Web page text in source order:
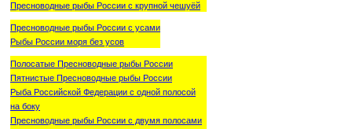
Пресноводные рыбы России с крупной чешуёй
Пресноводные рыбы России с усами
Рыбы России моря без усов
Полосатые Пресноводные рыбы России
Пятнистые Пресноводные рыбы России
Рыба Российской Федерации с одной полосой
на боку
Пресноводные рыбы России с двумя полосами